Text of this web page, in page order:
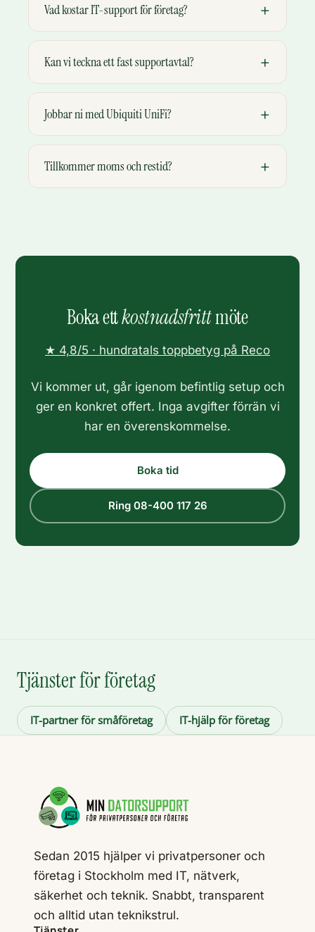
Vad kostar IT-support för företag?
Kan vi teckna ett fast supportavtal?
Jobbar ni med Ubiquiti UniFi?
Tillkommer moms och restid?
Boka ettkostnadsfrittmöte
★ 4,8/5 · hundratals toppbetyg på Reco
Vi kommer ut, går igenom befintlig setup och
ger en konkret offert. Inga avgifter förrän vi
har en överenskommelse.
Boka tid
Ring 08-400 117 26
Tjänster för företag
IT-partner för småföretag IT-hjälp för företag
Sedan 2015 hjälper vi privatpersoner och
företag i Stockholm med IT, nätverk,
säkerhet och teknik. Snabbt, transparent
och alltid utan teknikstrul.